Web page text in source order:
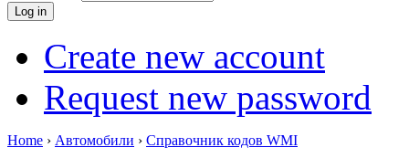
Create new account
Request new password
Home › Автомобили › Справочник кодов WMI